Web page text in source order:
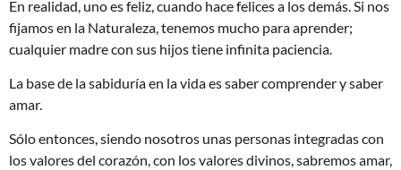
En realidad, uno es feliz, cuando hace felices a los demás. Si nos
fijamos en la Naturaleza, tenemos mucho para aprender;
cualquier madre con sus hijos tiene infinita paciencia.
La base de la sabiduría en la vida es saber comprender y saber
amar.
Sólo entonces, siendo nosotros unas personas integradas con
los valores del corazón, con los valores divinos, sabremos amar,